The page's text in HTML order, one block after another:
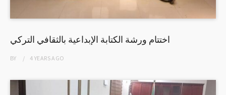
اختتام ورشة الكتابة الإبداعية بالثقافي التركي
BY 4 YEARSAGO